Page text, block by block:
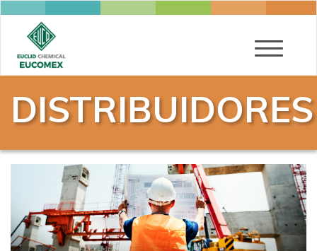
Toggle
DISTRIBUIDORES